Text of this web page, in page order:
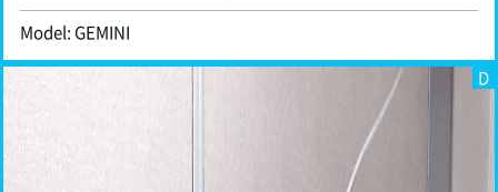
Model: GEMINI
D